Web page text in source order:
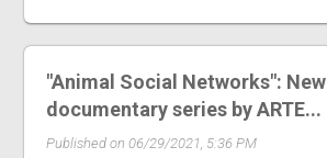
"Animal Social Networks": New
documentary series by ARTE...
Published on 06/29/2021, 5:36 PM